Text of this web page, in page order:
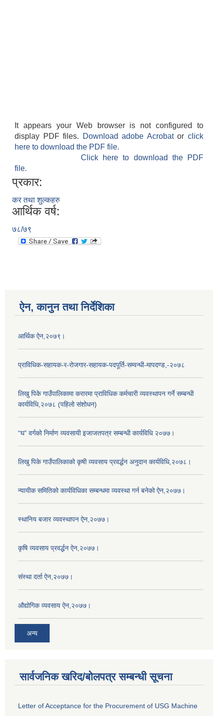
It appears your Web browser is not configured to
display PDF files.
Download adobe Acrobatorclick
here to download the PDF file.
Click here to download the PDF
file.
प्रकार:
कर तथा शुल्कहरु
आर्थिक वर्ष:
७८/७९
ऐन, कानुन तथा निर्देशिका
आर्थिक ऐन,२०७९।
प्राविधिक-सहायक-र-रोजगार-सहायक-पदपूर्ति-सम्वन्धी-मापदण्ड,-२०७८
लिखु पिके गाउँपालिकामा करारमा प्राविधिक कर्मचारी व्यवस्थापन गर्ने सम्बन्धी
कार्यविधि,२०७८ (पहिलो संशोधन)
“घ” वर्गको निर्माण व्यवसायी इजाजतपत्र सम्बन्धी कार्यविधि २०७७।
लिखु पिके गाउँपालिकाको कृषी व्यवसाय प्रवर्द्धन अनुदान कार्यविधि,२०७८।
न्यायीक समितिको कार्यविधिका सम्बन्धमा व्यवस्था गर्न बनेको ऐन,२०७७।
स्थानिय बजार व्यवस्थापन ऐन,२०७७।
कृषि व्यवसाय प्रवर्द्धन ऐन,२०७७।
संस्था दर्ता ऐन,२०७७।
औद्योगिक व्यवसाय ऐन,२०७७।
अन्य
सार्वजनिक खरिद/बोलपत्र सम्बन्धी सूचना
Letter of Acceptance for the Procurement of USG Machine